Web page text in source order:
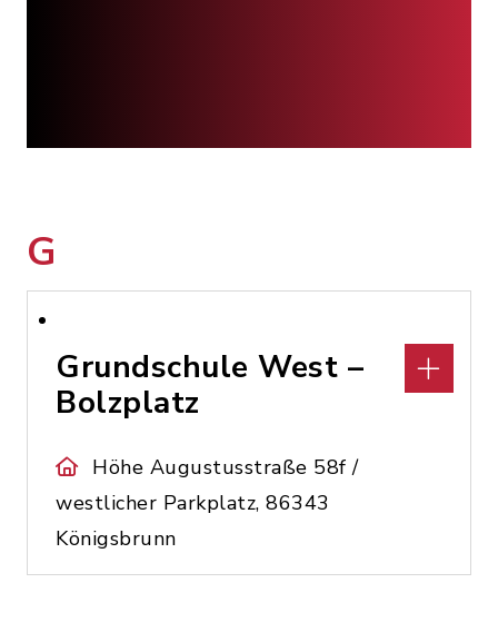
G
Grundschule West –
Bolzplatz
Höhe Augustusstraße 58f /
westlicher Parkplatz, 86343
Königsbrunn